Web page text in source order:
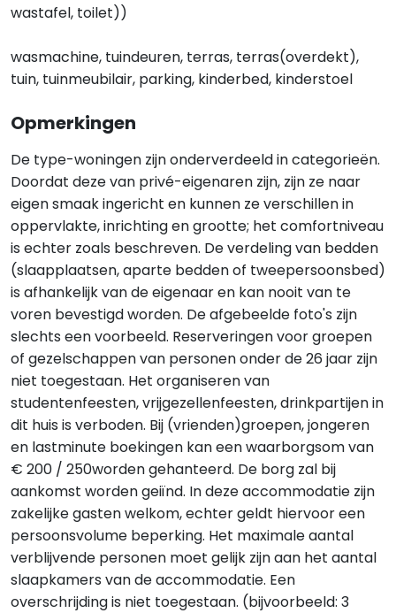
wastafel, toilet))
wasmachine, tuindeuren, terras, terras(overdekt),
tuin, tuinmeubilair, parking, kinderbed, kinderstoel
Opmerkingen
De type-woningen zijn onderverdeeld in categorieën.
Doordat deze van privé-eigenaren zijn, zijn ze naar
eigen smaak ingericht en kunnen ze verschillen in
oppervlakte, inrichting en grootte; het comfortniveau
is echter zoals beschreven. De verdeling van bedden
(slaapplaatsen, aparte bedden of tweepersoonsbed)
is afhankelijk van de eigenaar en kan nooit van te
voren bevestigd worden. De afgebeelde foto's zijn
slechts een voorbeeld. Reserveringen voor groepen
of gezelschappen van personen onder de 26 jaar zijn
niet toegestaan. Het organiseren van
studentenfeesten, vrijgezellenfeesten, drinkpartijen in
dit huis is verboden. Bij (vrienden)groepen, jongeren
en lastminute boekingen kan een waarborgsom van
€ 200 / 250worden gehanteerd. De borg zal bij
aankomst worden geiïnd. In deze accommodatie zijn
zakelijke gasten welkom, echter geldt hiervoor een
persoonsvolume beperking. Het maximale aantal
verblijvende personen moet gelijk zijn aan het aantal
slaapkamers van de accommodatie. Een
overschrijding is niet toegestaan. (bijvoorbeeld: 3